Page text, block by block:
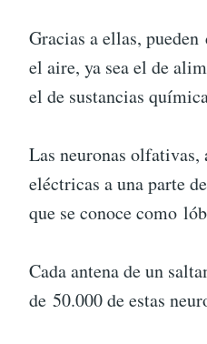
Gracias a ellas,
el aire, ya sea el de
el de sustancias
Las neuronas olfativas,
eléctricas a una parte
que se conoce como
Cada antena de un
de 50.000 de estas